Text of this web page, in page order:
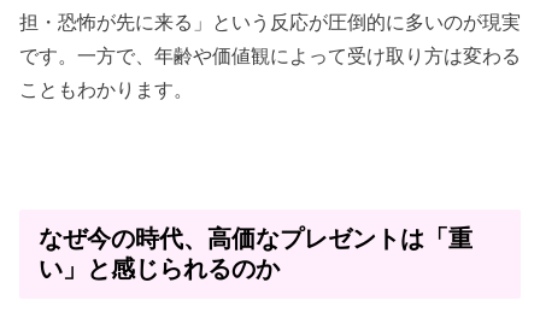
担・恐怖が先に来る」という反応が圧倒的に多いのが現実
です。一方で、年齢や価値観によって受け取り方は変わる
こともわかります。
なぜ今の時代、高価なプレゼントは「重
い」と感じられるのか